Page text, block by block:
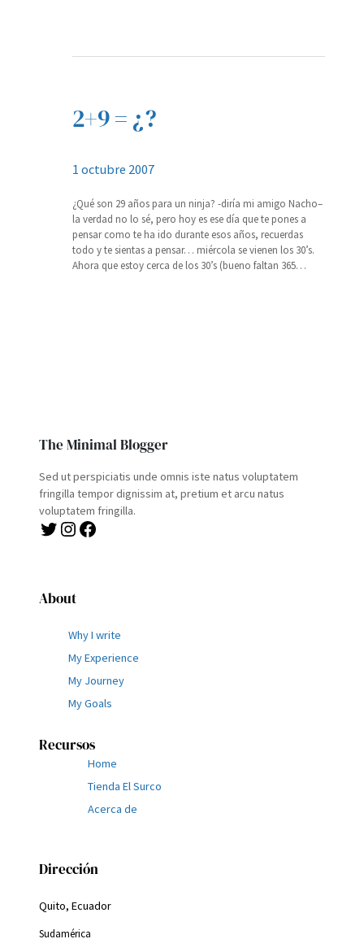
2+9 = ¿?
1 octubre 2007
¿Qué son 29 años para un ninja? -diría mi amigo Nacho–
la verdad no lo sé, pero hoy es ese día que te pones a
pensar como te ha ido durante esos años, recuerdas
todo y te sientas a pensar… miércola se vienen los 30’s.
Ahora que estoy cerca de los 30’s (bueno faltan 365…
The Minimal Blogger
Sed ut perspiciatis unde omnis iste natus voluptatem
fringilla tempor dignissim at, pretium et arcu natus
voluptatem fringilla.
Twitter Instagram Facebook
About
Why I write
My Experience
My Journey
My Goals
Recursos
Home
Tienda El Surco
Acerca de
Dirección
Quito, Ecuador
Sudamérica